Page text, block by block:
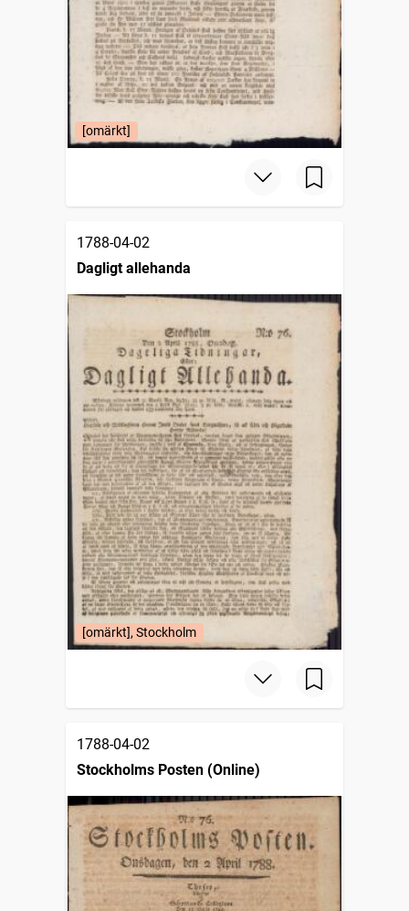
[omärkt]
1788-04-02
Dagligt allehanda
[omärkt], Stockholm
1788-04-02
Stockholms Posten (Online)